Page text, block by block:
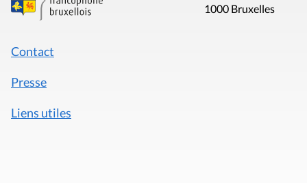
1000 Bruxelles
Contact
Presse
Liens utiles